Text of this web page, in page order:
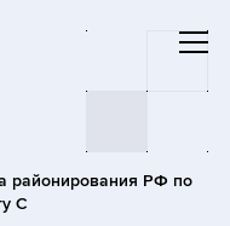
районирования РФ по
С